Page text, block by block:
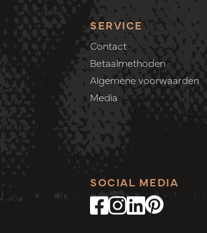
SERVICE
Contact
Betaalmethoden
Algemene voorwaarden
Media
SOCIAL MEDIA